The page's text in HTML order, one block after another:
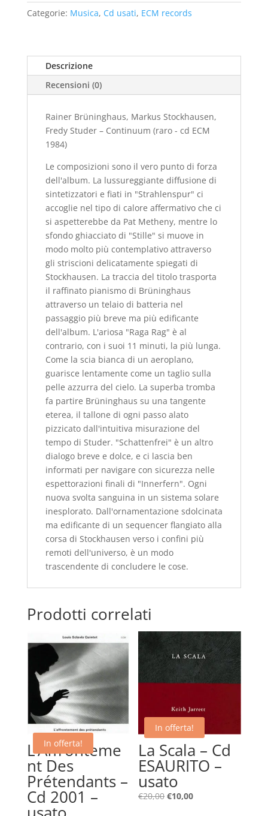
Markus
Stockhausen,
–
Continuum
1984)
quantità
Categorie: Musica, Cd usati, ECM records
Descrizione
Recensioni (0)
Rainer Brüninghaus, Markus Stockhausen,
Fredy Studer – Continuum (raro - cd ECM
1984)
Le composizioni sono il vero punto di forza
dell'album. La lussureggiante diffusione di
sintetizzatori e fiati in "Strahlenspur" ci
accoglie nel tipo di calore affermativo che ci
si aspetterebbe da Pat Metheny, mentre lo
sfondo ghiacciato di "Stille" si muove in
modo molto più contemplativo attraverso
gli striscioni delicatamente spiegati di
Stockhausen. La traccia del titolo trasporta
il raffinato pianismo di Brüninghaus
attraverso un telaio di batteria nel
passaggio più breve ma più edificante
dell'album. L'ariosa "Raga Rag" è al
contrario, con i suoi 11 minuti, la più lunga.
Come la scia bianca di un aeroplano,
guarisce lentamente come un taglio sulla
pelle azzurra del cielo. La superba tromba
fa partire Brüninghaus su una tangente
eterea, il tallone di ogni passo alato
pizzicato dall'intuitiva misurazione del
tempo di Studer. "Schattenfrei" è un altro
dialogo breve e dolce, e ci lascia ben
informati per navigare con sicurezza nelle
espettorazioni finali di "Innerfern". Ogni
nuova svolta sanguina in un sistema solare
inesplorato. Dall'ornamentazione sdolcinata
ma edificante di un sequencer flangiato alla
corsa di Stockhausen verso i confini più
remoti dell'universo, è un modo
trascendente di concludere le cose.
Prodotti correlati
In offerta!
L’Affronteme
nt Des
Prétendants –
Cd 2001 –
In offerta!
La Scala – Cd
ESAURITO –
usato
€20,00 Il
€10,00Il